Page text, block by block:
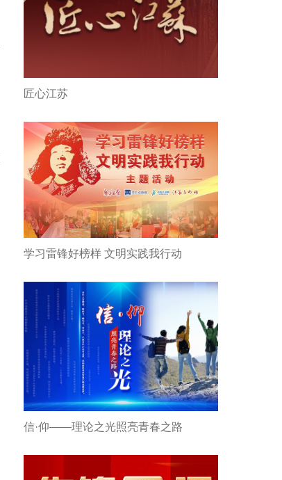
匠心江苏
学习雷锋好榜样 文明实践我行动
信·仰——理论之光照亮青春之路